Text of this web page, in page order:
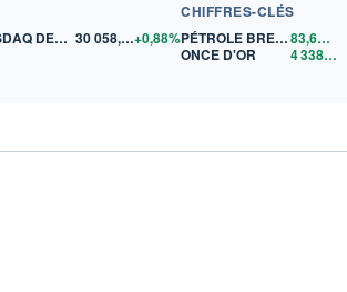
NASDAQ DEC26 30 058,00+0,88%
CHIFFRES-CLÉS
PÉTROLE BRENT
83,61$US
ONCE D'OR
4 338,59